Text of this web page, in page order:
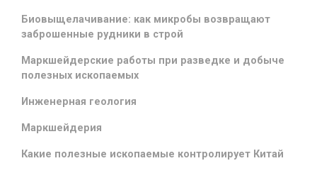
Биовыщелачивание: как микробы возвращают
заброшенные рудники в строй
Маркшейдерские работы при разведке и добыче
полезных ископаемых
Инженерная геология
Маркшейдерия
Какие полезные ископаемые контролирует Китай